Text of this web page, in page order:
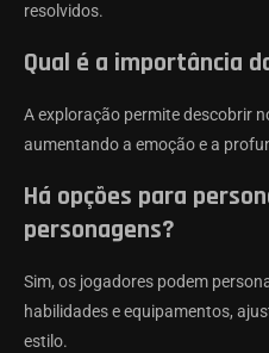
resolvidos.
Qual é a importância
A exploração permite descobrir
aumentando a emoção e a
Há opções para
personagens?
Sim, os jogadores podem
habilidades e equipamentos,
estilo.